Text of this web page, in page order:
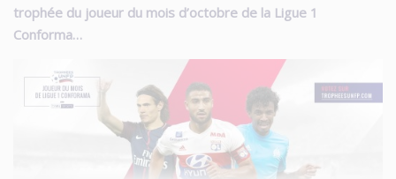
trophée du joueur du mois d’octobre de la Ligue 1
Conforma…